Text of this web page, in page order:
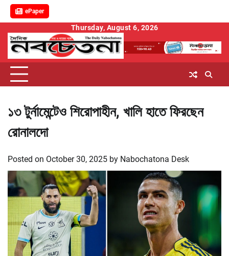
ePaper
content
Thursday, August 6, 2026
১৩ টুর্নামেন্টেও শিরোপাহীন, খালি হাতে ফিরছেন
রোনালদো
Posted on October 30, 2025 by Nabochatona Desk